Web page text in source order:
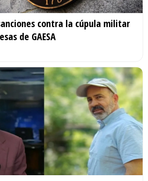
contra la cúpula militar
de GAESA